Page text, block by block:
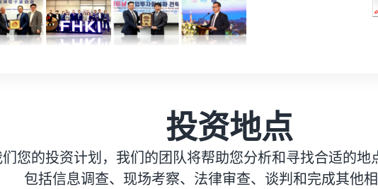
投资地点
您的投资计划，我们的团队将帮助您分析和寻找合适的地
包括信息调查、现场考察、法律审查、谈判和完成其他相